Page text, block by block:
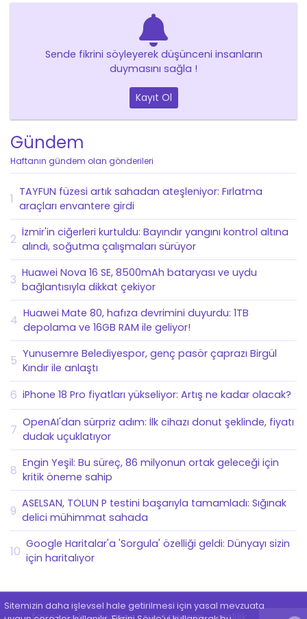
Gündem
Haftanın gündem olan gönderileri
1 TAYFUN füzesi artık sahadan ateşleniyor: Fırlatma
araçları envantere girdi
2 İzmir'in ciğerleri kurtuldu: Bayındır yangını kontrol altına
alındı, soğutma çalışmaları sürüyor
3 Huawei Nova 16 SE, 8500mAh bataryası ve uydu
bağlantısıyla dikkat çekiyor
4 Huawei Mate 80, hafıza devrimini duyurdu: 1TB
depolama ve 16GB RAM ile geliyor!
5 Yunusemre Belediyespor, genç pasör çaprazı Birgül
Kındır ile anlaştı
6 iPhone 18 Pro fiyatları yükseliyor: Artış ne kadar olacak?
7 OpenAI'dan sürpriz adım: İlk cihazı donut şeklinde, fiyatı
dudak uçuklatıyor
8 Engin Yeşil: Bu süreç, 86 milyonun ortak geleceği için
kritik öneme sahip
9 ASELSAN, TOLUN P testini başarıyla tamamladı: Sığınak
delici mühimmat sahada
10 Google Haritalar'a 'Sorgula' özelliği geldi: Dünyayı sizin
için haritalıyor
Sende fikrini söyleyerek düşünceni insanların
duymasını sağla !
Kayıt Ol
Sitemizin daha işlevsel hale getirilmesi için yasal mevzuata